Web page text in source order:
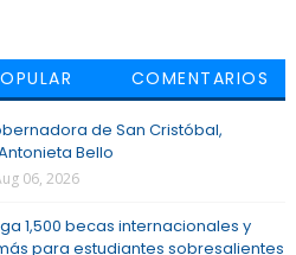
COMENTARIOS
de San Cristóbal,
Bello
06, 2026
1,500 becas internacionales y
para estudiantes sobresalientes